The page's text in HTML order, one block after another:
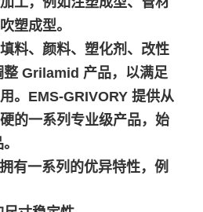
塑成型。
料、颜料、塑化剂、改性
整 Grilamid 产品，以满足
。EMS-GRIVORY 提供从
的一系列专业级产品，始
有一系列的优异特性，例